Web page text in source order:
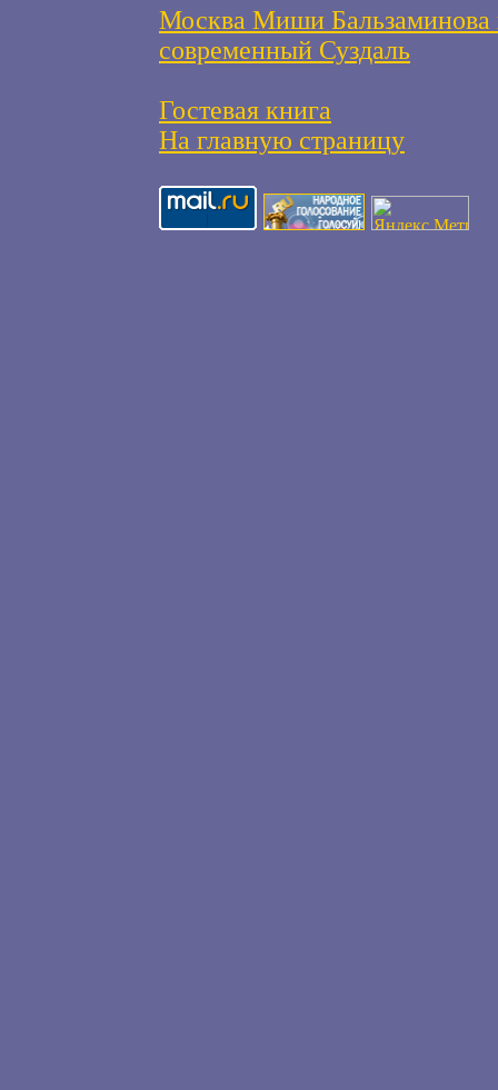
Москва Миши Бальзаминова
современный Суздаль
Гостевая книга
На главную страницу